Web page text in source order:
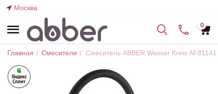
Москва
0
Главная / Смесители / Смеситель ABBER Wasser Kreis